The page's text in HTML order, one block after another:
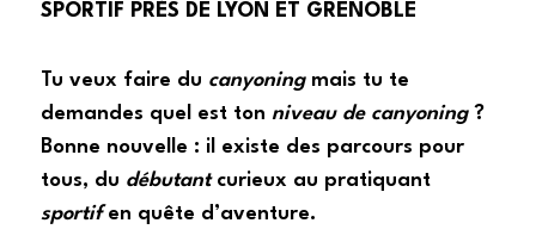
SPORTIF PRÈS DE LYON ET GRENOBLE
Tu veux faire du canyoningmais tu te
demandes quel est ton niveau de canyoning?
Bonne nouvelle : il existe des parcours pour
tous, du débutantcurieux au pratiquant
sportifen quête d’aventure.